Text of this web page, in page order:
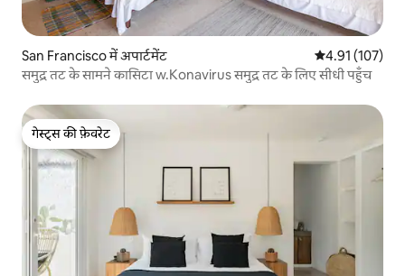
San Francisco में अपार्टमेंट औसत रेटिंग 5 में से
4.91 (107)
समुद्र तट के सामने कासिटा w.Konavirus समुद्र तट के लिए सीधी पहुँच
गेस्ट्स की फ़ेवरेट
गेस्ट्स की फ़ेवरेट